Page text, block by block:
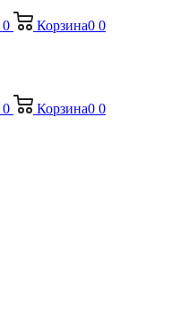
0 Корзина0 0
0 Корзина0 0